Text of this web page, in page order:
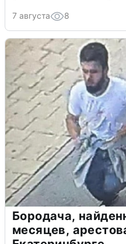
7 августа 8
Бородача,
месяцев,